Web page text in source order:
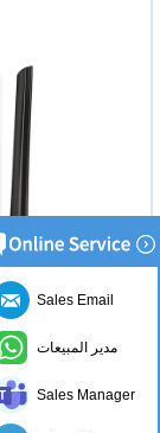
Sales Email
مدير المبيعات
Sales Manager